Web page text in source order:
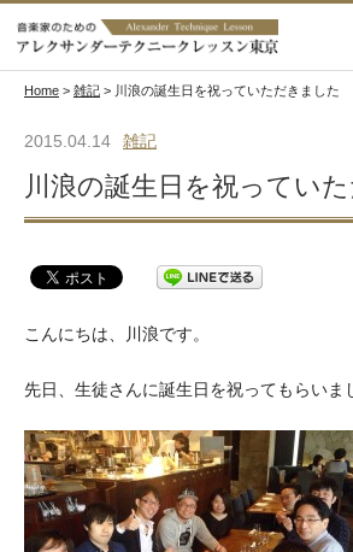
Home > 雑記 > 川浪の誕生日を祝っていただきました
2015.04.14 雑記
川浪の誕生日を祝ってい
こんにちは、川浪です。
先日、生徒さんに誕生日を祝ってもらいま